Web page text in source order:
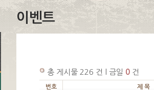
이벤트
총 게시물 226 건 l 금일 0 건
번호 제 목